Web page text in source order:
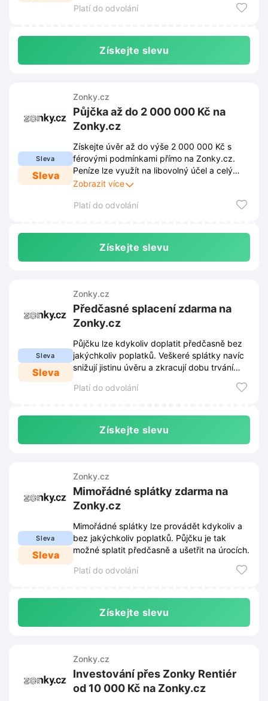
Platí do odvolání
Získejte slevu
Sleva
Sleva
Zonky.cz
Půjčka až do 2 000 000 Kč na
Zonky.cz
Získejte úvěr až do výše 2 000 000 Kč s
férovými podmínkami přímo na Zonky.cz.
Peníze lze využít na libovolný účel a celý
proces vyřízení proběhne kompletně online.
Zobrazit více
Platí do odvolání
Získejte slevu
Sleva
Sleva
Zonky.cz
Předčasné splacení zdarma na
Zonky.cz
Půjčku lze kdykoliv doplatit předčasně bez
jakýchkoliv poplatků. Veškeré splátky navíc
snižují jistinu úvěru a zkracují dobu trvání
Platí do odvolání
Získejte slevu
Sleva
Sleva
Zonky.cz
Mimořádné splátky zdarma na
Zonky.cz
Mimořádné splátky lze provádět kdykoliv a
bez jakýchkoliv poplatků. Půjčku je tak
možné splatit předčasně a ušetřit na úrocích.
Platí do odvolání
Získejte slevu
Zonky.cz
Investování přes Zonky Rentiér
od 10 000 Kč na Zonky.cz